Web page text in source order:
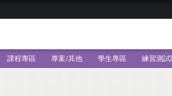
課程專區 專案/其他 學生專區 練習測試